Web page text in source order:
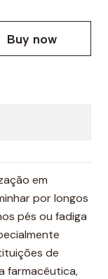
Buy now
em
por longos
pés ou fadiga
de
farmacêutica,